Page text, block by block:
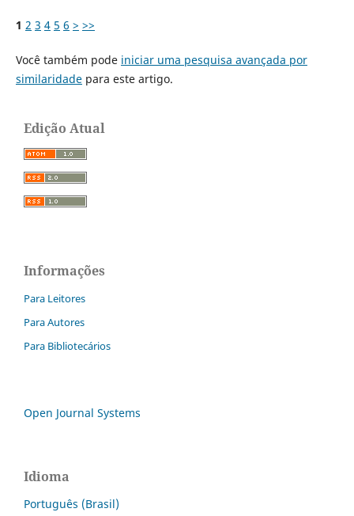
1 2 3 4 5 6 > >>
Você também pode iniciar uma pesquisa avançada por
similaridadepara este artigo.
Edição Atual
Informações
Para Leitores
Para Autores
Para Bibliotecários
Open Journal Systems
Idioma
Português (Brasil)